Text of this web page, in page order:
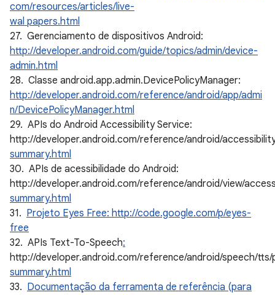
com/resources/articles/live-
wal papers.html
27. Gerenciamento de dispositivos Android:
http://developer.android.com/guide/topics/admin/device-
admin.html
28. Classe android.app.admin.DevicePolicyManager:
http://developer.android.com/reference/android/app/admi
n/DevicePolicyManager.html
29. APIs do Android Accessibility Service:
http://developer.android.com/reference/android/
summary.html
30. APIs de acessibilidade do Android:
http://developer.android.com/reference/android/view/
summary.html
31. Projeto Eyes Free: http://code.google.com/p/eyes-
free
32. APIs Text-To-Speech:
http://developer.android.com/reference/android/speech/tts/
summary.html
33. Documentação da ferramenta de referência (para